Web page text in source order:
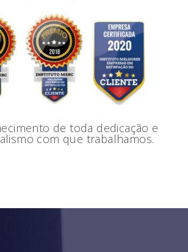
de toda dedicação e
com que trabalhamos.